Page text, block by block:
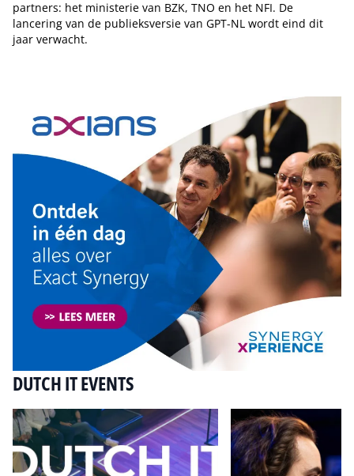
partners: het ministerie van BZK, TNO en het NFI. De
lancering van de publieksversie van GPT-NL wordt eind dit
jaar verwacht.
DUTCH IT EVENTS